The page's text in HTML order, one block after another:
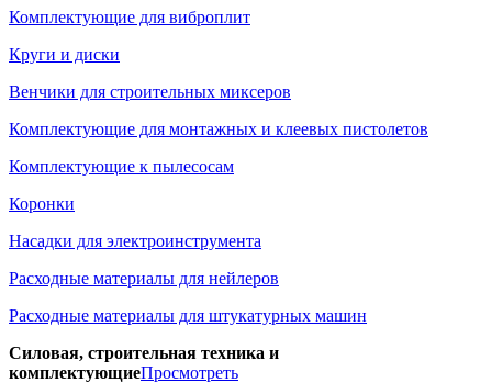
Комплектующие для виброплит
Круги и диски
Венчики для строительных миксеров
Комплектующие для монтажных и клеевых пистолетов
Комплектующие к пылесосам
Коронки
Насадки для электроинструмента
Расходные материалы для нейлеров
Расходные материалы для штукатурных машин
Силовая, строительная техника и
комплектующиеПросмотреть